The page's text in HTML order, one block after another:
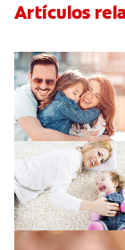
Artículos